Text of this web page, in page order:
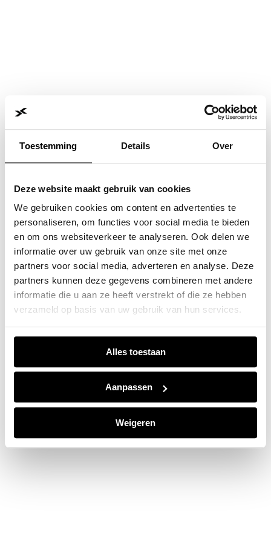
Toestemming Details Over
Deze website maakt gebruik van cookies
We gebruiken cookies om content en advertenties te
personaliseren, om functies voor social media te bieden
en om ons websiteverkeer te analyseren. Ook delen we
informatie over uw gebruik van onze site met onze
partners voor social media, adverteren en analyse. Deze
partners kunnen deze gegevens combineren met andere
informatie die u aan ze heeft verstrekt of die ze hebben
verzameld op basis van uw gebruik van hun services.
Alles toestaan
Aanpassen
Weigeren
Application error: a client-side exception has occurred while
loadingwww.jvk.nl(see the browser consolefor more
information).